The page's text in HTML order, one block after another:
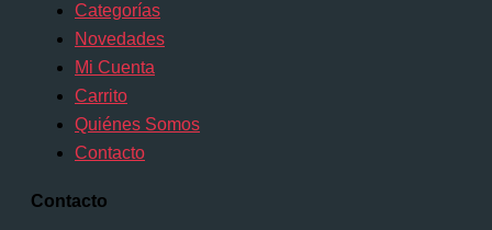
Categorías
Novedades
Mi Cuenta
Carrito
Quiénes Somos
Contacto
Contacto